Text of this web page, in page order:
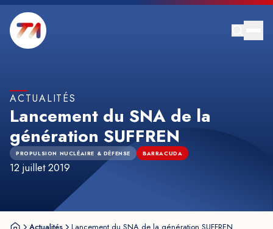
ACTUALITÉS
Lancement du SNA de la
génération SUFFREN
PROPULSION NUCLÉAIRE & DÉFENSE BARRACUDA
12 juillet 2019